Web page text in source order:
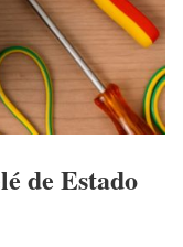
de Estado